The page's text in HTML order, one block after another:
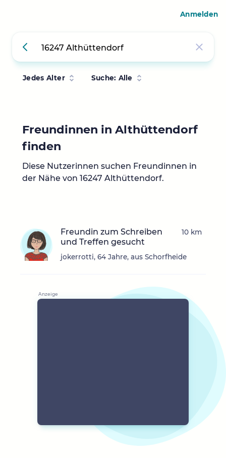
Jedes Alter Suche: Alle
Freundinnen in Althüttendorf
finden
Diese Nutzerinnen suchen Freundinnen in
der Nähe von 16247 Althüttendorf.
Freundin zum Schreiben
und Treffen gesucht
jokerrotti, 64 Jahre, aus Schorfheide
10 km
Anmelden